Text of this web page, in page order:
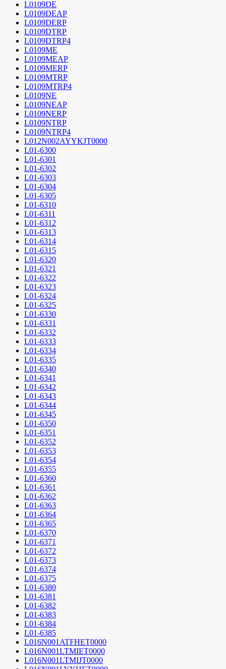
L0109DE
L0109DEAP
L0109DERP
L0109DTRP
L0109DTRP4
L0109ME
L0109MEAP
L0109MERP
L0109MTRP
L0109MTRP4
L0109NE
L0109NEAP
L0109NERP
L0109NTRP
L0109NTRP4
L012N002AYYKJT0000
L01-6300
L01-6301
L01-6302
L01-6303
L01-6304
L01-6305
L01-6310
L01-6311
L01-6312
L01-6313
L01-6314
L01-6315
L01-6320
L01-6321
L01-6322
L01-6323
L01-6324
L01-6325
L01-6330
L01-6331
L01-6332
L01-6333
L01-6334
L01-6335
L01-6340
L01-6341
L01-6342
L01-6343
L01-6344
L01-6345
L01-6350
L01-6351
L01-6352
L01-6353
L01-6354
L01-6355
L01-6360
L01-6361
L01-6362
L01-6363
L01-6364
L01-6365
L01-6370
L01-6371
L01-6372
L01-6373
L01-6374
L01-6375
L01-6380
L01-6381
L01-6382
L01-6383
L01-6384
L01-6385
L016N001ATFHET0000
L016N001LTMIET0000
L016N001LTMIJT0000